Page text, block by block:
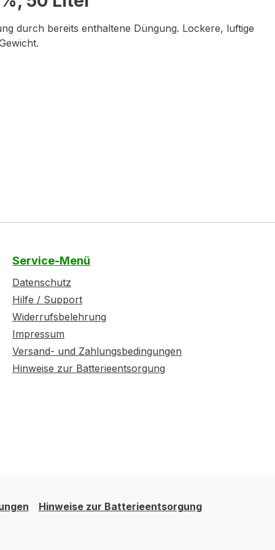
durch bereits enthaltene Düngung. Lockere, luftige
Service-Menü
Datenschutz
Hilfe / Support
Widerrufsbelehrung
Impressum
Versand- und Zahlungsbedingungen
Hinweise zur Batterieentsorgung
Hinweise zur Batterieentsorgung